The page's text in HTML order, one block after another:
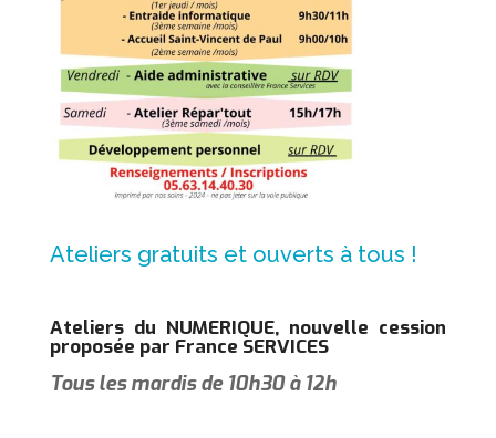
Ateliers gratuits et ouverts à tous !
Ateliers du NUMERIQUE, nouvelle cession
proposée par France SERVICES
Tous les mardis de 10h30 à 12h